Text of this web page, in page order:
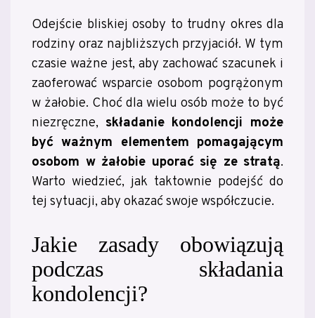
Odejście bliskiej osoby to trudny okres dla
rodziny oraz najbliższych przyjaciół. W tym
czasie ważne jest, aby zachować szacunek i
zaoferować wsparcie osobom pogrążonym
w żałobie. Choć dla wielu osób może to być
niezręczne, składanie kondolencji może
być ważnym elementem pomagającym
osobom w żałobie uporać się ze stratą.
Warto wiedzieć, jak taktownie podejść do
tej sytuacji, aby okazać swoje współczucie.
Jakie zasady obowiązują
podczas składania
kondolencji?